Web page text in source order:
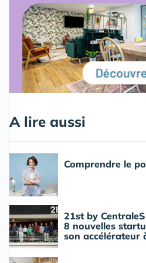
A lire aussi
Comprendre le
21st by
8 nouvelles
son accélérateur